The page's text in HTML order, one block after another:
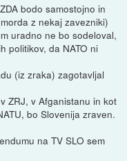
bodo samostojno in
z nekaj zavezniki)
uradno ne bo sodeloval,
politikov, da NATO ni
(iz zraka) zagotavljal
ZRJ, v Afganistanu in kot
bo Slovenija zraven.
na TV SLO sem